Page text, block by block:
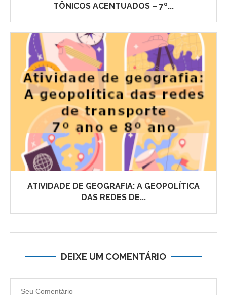
TÔNICOS ACENTUADOS – 7º...
ATIVIDADE DE GEOGRAFIA: A GEOPOLÍTICA
DAS REDES DE...
DEIXE UM COMENTÁRIO